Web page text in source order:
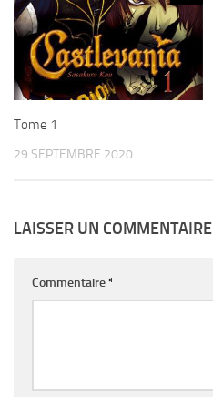
Tome 1
29 SEPTEMBRE 2020
LAISSER UN COMMENTAIRE
Commentaire*